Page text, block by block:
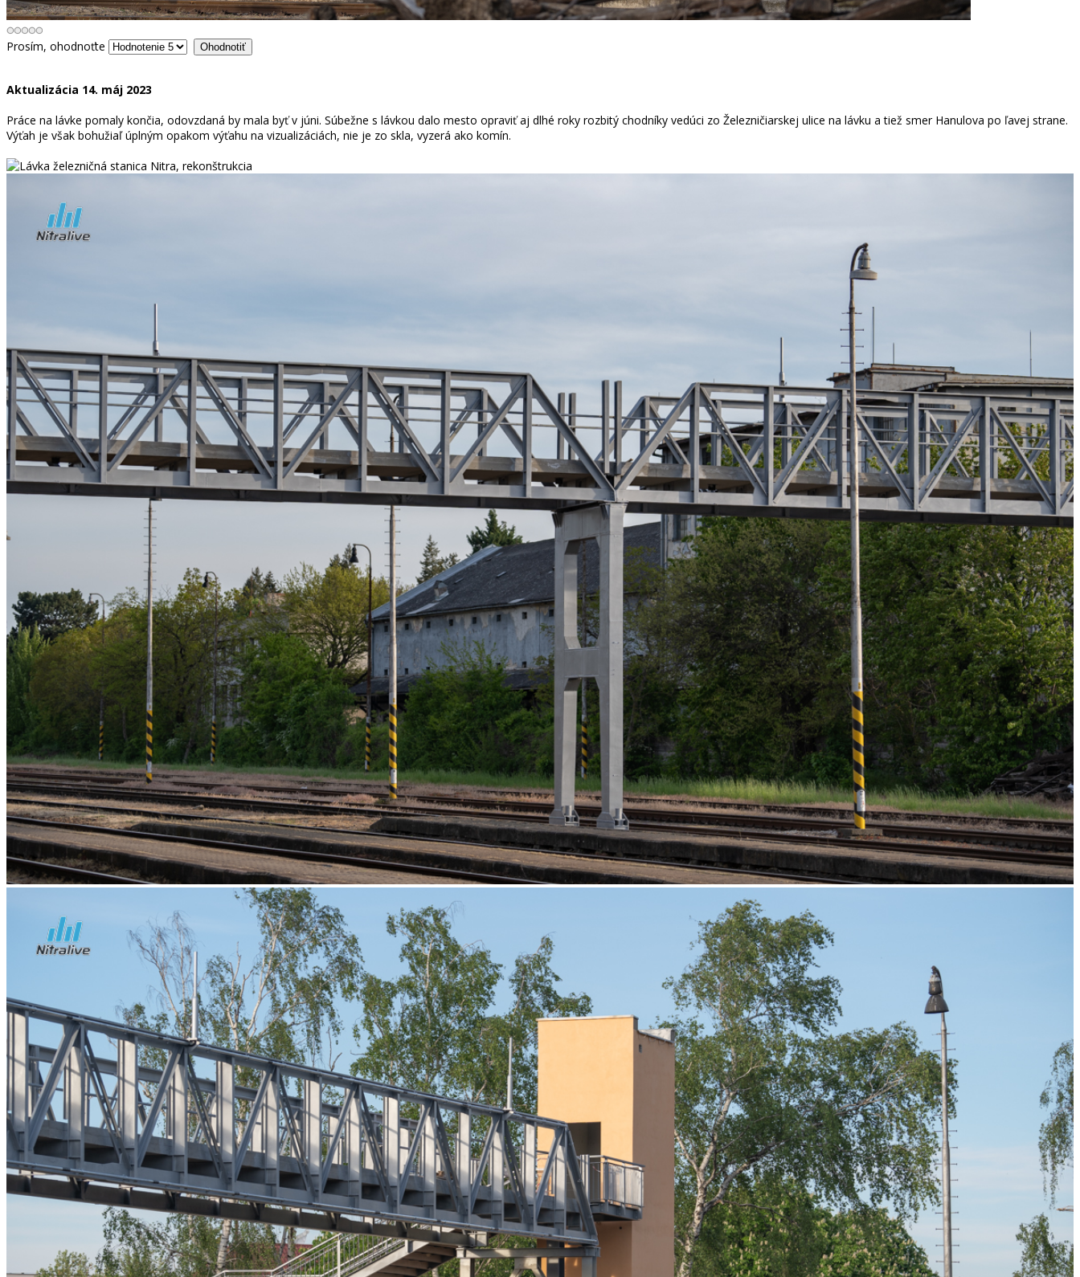
Prosím, ohodnoťte
Aktualizácia 14. máj 2023
Práce na lávke pomaly končia, odovzdaná by mala byť v júni. Súbežne s lávkou dalo mesto opraviť aj dlhé roky rozbitý chodníky vedúci zo Železničiarskej ulice na lávku a tiež smer Hanulova po ľavej strane.
Výťah je však bohužiaľ úplným opakom výťahu na vizualizáciách, nie je zo skla, vyzerá ako komín.